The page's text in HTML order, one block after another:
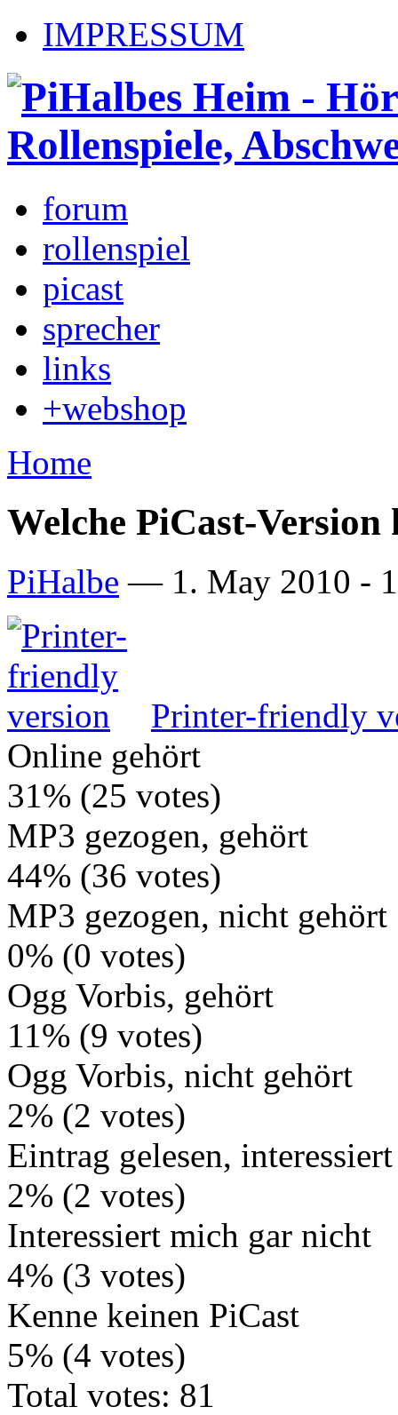
IMPRESSUM
forum
rollenspiel
picast
sprecher
links
+webshop
Home
Welche PiCast-Version
PiHalbe — 1. May 2010 -
Printer-friendly
Online gehört
31% (25 votes)
MP3 gezogen, gehört
44% (36 votes)
MP3 gezogen, nicht gehört
0% (0 votes)
Ogg Vorbis, gehört
11% (9 votes)
Ogg Vorbis, nicht gehört
2% (2 votes)
Eintrag gelesen,
2% (2 votes)
Interessiert mich gar nicht
4% (3 votes)
Kenne keinen PiCast
5% (4 votes)
Total votes: 81